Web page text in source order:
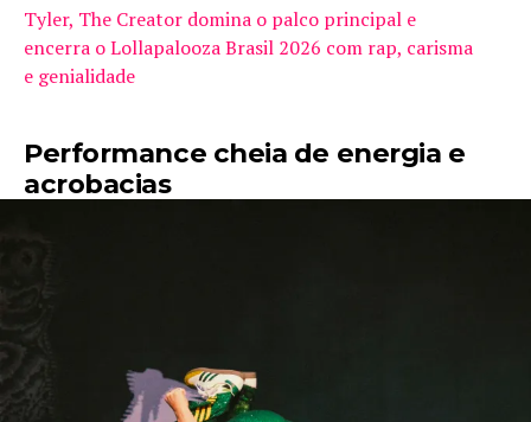
Tyler, The Creator domina o palco principal e
encerra o Lollapalooza Brasil 2026 com rap, carisma
e genialidade
Performance cheia de energia e
acrobacias